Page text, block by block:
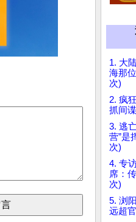
1. 大
海那
次)
2. 疯
抓间谍
3. 逃
营”是
次)
4. 专
席：
次)
5. 浏
远超